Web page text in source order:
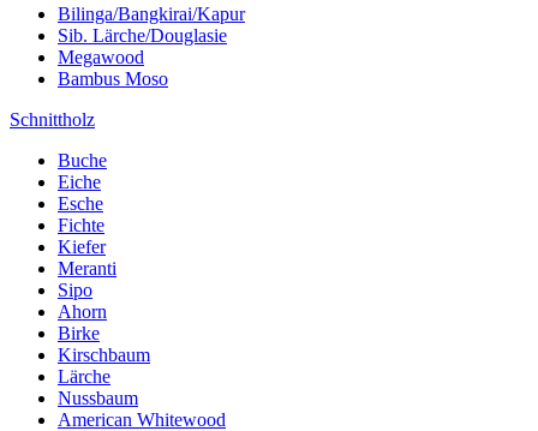
Bilinga/Bangkirai/Kapur
Sib. Lärche/Douglasie
Megawood
Bambus Moso
Schnittholz
Buche
Eiche
Esche
Fichte
Kiefer
Meranti
Sipo
Ahorn
Birke
Kirschbaum
Lärche
Nussbaum
American Whitewood